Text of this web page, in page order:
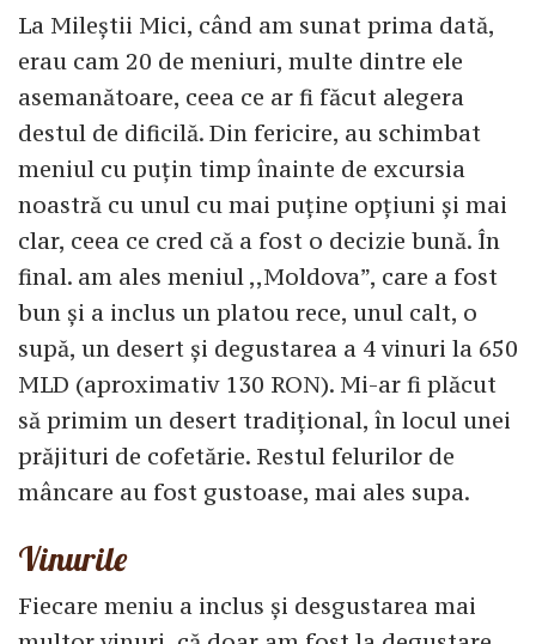
La Mileștii Mici, când am sunat prima dată,
erau cam 20 de meniuri, multe dintre ele
asemanătoare, ceea ce ar fi făcut alegera
destul de dificilă. Din fericire, au schimbat
meniul cu puțin timp înainte de excursia
noastră cu unul cu mai puține opțiuni și mai
clar, ceea ce cred că a fost o decizie bună. În
final. am ales meniul ,,Moldova”, care a fost
bun și a inclus un platou rece, unul calt, o
supă, un desert și degustarea a 4 vinuri la 650
MLD (aproximativ 130 RON). Mi-ar fi plăcut
să primim un desert tradițional, în locul unei
prăjituri de cofetărie. Restul felurilor de
mâncare au fost gustoase, mai ales supa.
Vinurile
Fiecare meniu a inclus și desgustarea mai